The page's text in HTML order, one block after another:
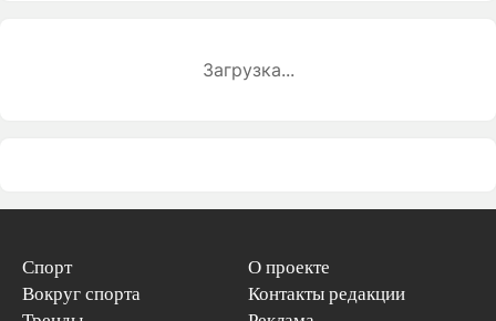
Загрузка...
Спорт
Вокруг спорта
О проекте
Контакты редакции